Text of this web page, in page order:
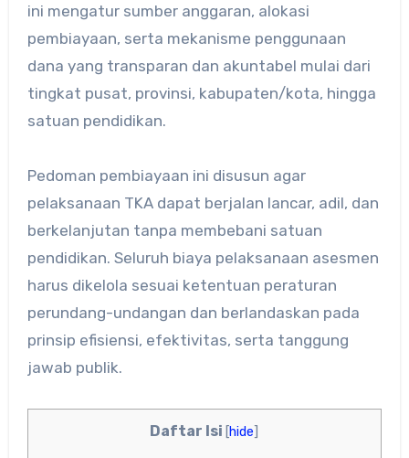
ini mengatur sumber anggaran, alokasi
pembiayaan, serta mekanisme penggunaan
dana yang transparan dan akuntabel mulai dari
tingkat pusat, provinsi, kabupaten/kota, hingga
satuan pendidikan.
Pedoman pembiayaan ini disusun agar
pelaksanaan TKA dapat berjalan lancar, adil, dan
berkelanjutan tanpa membebani satuan
pendidikan. Seluruh biaya pelaksanaan asesmen
harus dikelola sesuai ketentuan peraturan
perundang-undangan dan berlandaskan pada
prinsip efisiensi, efektivitas, serta tanggung
jawab publik.
Daftar Isi [hide]